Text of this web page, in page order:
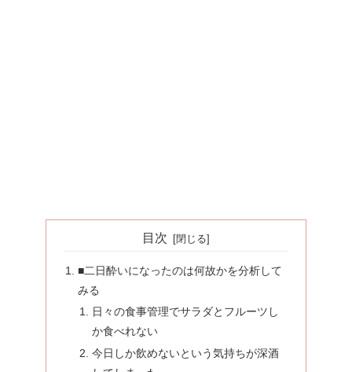
目次
■二日酔いになったのは何故かを分析して
みる
日々の食事管理でサラダとフルーツし
か食べれない
今日しか飲めないという気持ちが深酒